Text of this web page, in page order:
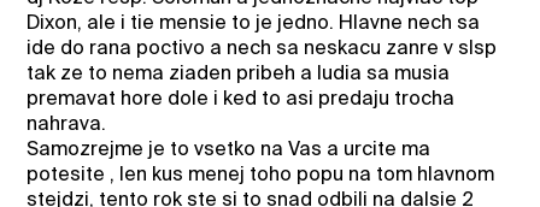
Dixon, ale i tie mensie to je jedno. Hlavne nech sa
ide do rana poctivo a nech sa neskacu zanre v slsp
tak ze to nema ziaden pribeh a ludia sa musia
premavat hore dole i ked to asi predaju trocha
nahrava.
Samozrejme je to vsetko na Vas a urcite ma
potesite , len kus menej toho popu na tom hlavnom
stejdzi, tento rok ste si to snad odbili na dalsie 2